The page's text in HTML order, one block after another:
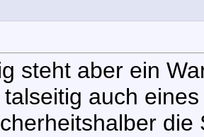
steht aber ein
auch
die